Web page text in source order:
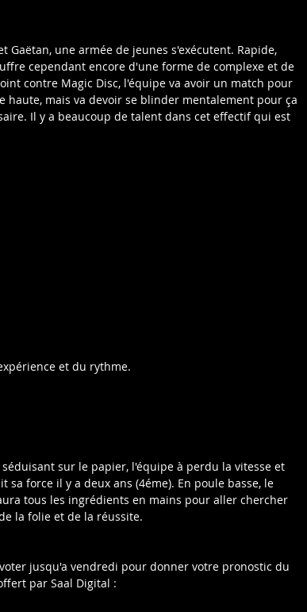
Gaëtan, une armée de jeunes s'exécutent. Rapide,
cependant encore d'une forme de complexe et de
contre Magic Disc, l'équipe va avoir un match pour
mais va devoir se blinder mentalement pour ça
Il y a beaucoup de talent dans cet effectif qui est
et du rythme.
sur le papier, l'équipe à perdu la vitesse et
sa force il y a deux ans (4éme). En poule basse, le
tous les ingrédients en mains pour aller chercher
la folie et de la réussite.
jusqu'a vendredi pour donner votre pronostic du
par Saal Digital :